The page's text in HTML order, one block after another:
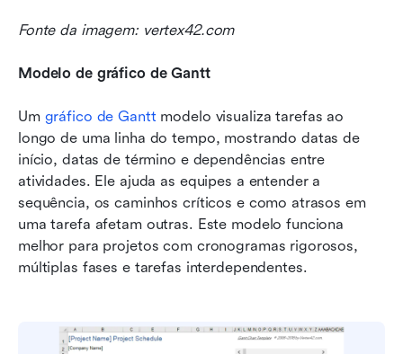
Fonte da imagem: vertex42.com
Modelo de gráfico de Gantt
Um gráfico de Gantt modelo visualiza tarefas ao
longo de uma linha do tempo, mostrando datas de
início, datas de término e dependências entre
atividades. Ele ajuda as equipes a entender a
sequência, os caminhos críticos e como atrasos em
uma tarefa afetam outras. Este modelo funciona
melhor para projetos com cronogramas rigorosos,
múltiplas fases e tarefas interdependentes.